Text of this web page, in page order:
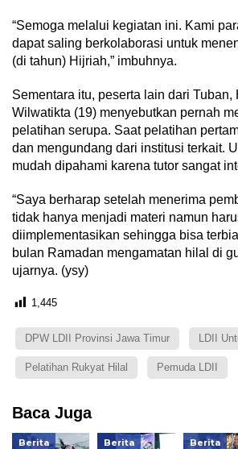
“Semoga melalui kegiatan ini. Kami
dapat saling berkolaborasi untuk
(di tahun) Hijriah,” imbuhnya.
Sementara itu, peserta lain dari Tuban,
Wilwatikta (19) menyebutkan pernah
pelatihan serupa. Saat pelatihan
dan mengundang dari institusi terkait.
mudah dipahami karena tutor sangat
“Saya berharap setelah menerima
tidak hanya menjadi materi namun
diimplementasikan sehingga bisa
bulan Ramadan mengamatan hilal di
ujarnya. (ysy)
1,445
DPW LDII Provinsi Jawa Timur LDII
Pelatihan Rukyat Hilal Pemuda LDII
Baca Juga
Berita Berita Berita